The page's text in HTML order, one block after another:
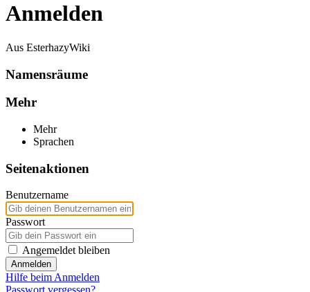
Anmelden
Aus EsterhazyWiki
Namensräume
Mehr
Mehr
Sprachen
Seitenaktionen
Benutzername
Passwort
Angemeldet bleiben
Anmelden
Hilfe beim Anmelden